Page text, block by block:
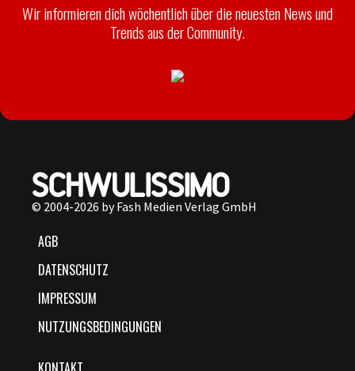
Wir informieren dich wöchentlich über die neuesten News und
Trends aus der Community.
© 2004-2026 by Fash Medien Verlag GmbH
AGB
DATENSCHUTZ
IMPRESSUM
NUTZUNGSBEDINGUNGEN